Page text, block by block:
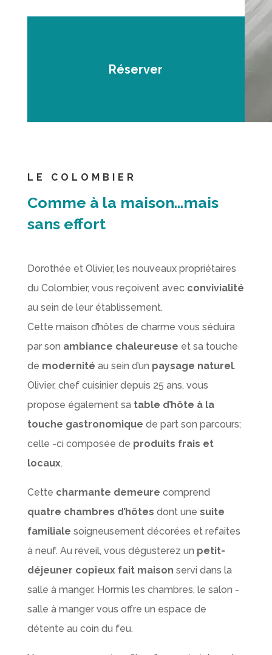
Réserver
LE COLOMBIER
Comme à la maison…mais
sans effort
Dorothée et Olivier, les nouveaux propriétaires
du Colombier, vous reçoivent avec convivialité
au sein de leur établissement.
Cette maison d’hôtes de charme vous séduira
par son ambiance chaleureuse et sa touche
de modernité au sein d’un paysage naturel.
Olivier, chef cuisinier depuis 25 ans, vous
propose également sa table d’hôte à la
touche gastronomique de part son parcours;
celle -ci composée de produits frais et
locaux.
Cette charmante demeure comprend
quatre chambres d’hôtes dont une suite
familiale soigneusement décorées et refaites
à neuf. Au réveil, vous dégusterez un petit-
déjeuner copieux fait maison servi dans la
salle à manger. Hormis les chambres, le salon -
salle à manger vous offre un espace de
détente au coin du feu.